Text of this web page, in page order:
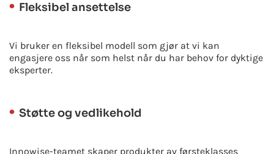
Fleksibel ansettelse
Vi bruker en fleksibel modell som gjør at vi kan
engasjere oss når som helst når du har behov for dyktige
eksperter.
Støtte og vedlikehold
Innowise-teamet skaper produkter av førsteklasses